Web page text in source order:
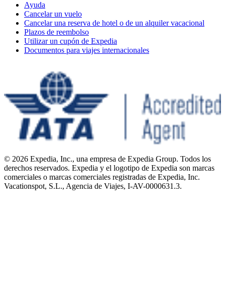
Ayuda
Cancelar un vuelo
Cancelar una reserva de hotel o de un alquiler vacacional
Plazos de reembolso
Utilizar un cupón de Expedia
Documentos para viajes internacionales
© 2026 Expedia, Inc., una empresa de Expedia Group. Todos los
derechos reservados. Expedia y el logotipo de Expedia son marcas
comerciales o marcas comerciales registradas de Expedia, Inc.
Vacationspot, S.L., Agencia de Viajes, I-AV-0000631.3.